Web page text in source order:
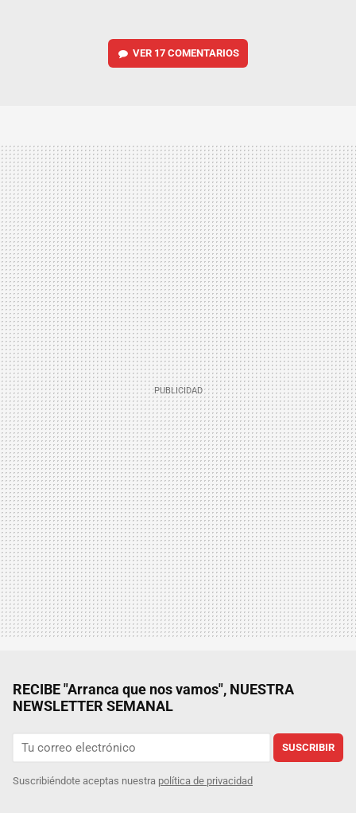
VER 17 COMENTARIOS
RECIBE "Arranca que nos vamos", NUESTRA
NEWSLETTER SEMANAL
SUSCRIBIR
Suscribiéndote aceptas nuestra política de privacidad